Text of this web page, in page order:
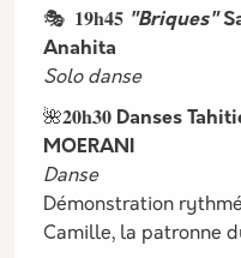
🎭 𝟏𝟗𝐡𝟒𝟓 "Briques"
Anahita
Solo danse
🌺𝟐𝟎𝐡𝟑𝟎 Danses
MOERANI
Danse
Démonstration
Camille, la patronne